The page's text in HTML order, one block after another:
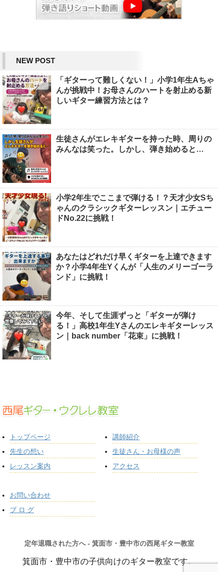
NEW POST
「ギターって難しくない！」小学1年生Aちゃ
んが挑戦中！お母さんのハートを射止める新
しいギター練習方法とは？
生徒さんがエレキギターを持った時、周りの
みんなは笑った。しかし、弾き始めると…
小学2年生でここまで弾ける！？天才少女Sち
ゃんのクラシックギターレッスン｜エチュー
ドNo.22に挑戦！
あなたはどれだけ早くギターを上達できます
か？小学4年生Yくんが「人生のメリーゴーラ
ンド」に挑戦！
今年、そして生涯ずっと「ギターが弾け
る！」高校1年生Yさんのエレキギターレッス
ン｜back number「花束」に挑戦！
トップページ
先生の想い
レッスン案内
講師紹介
生徒さん・お母様の声
アクセス
お問い合わせ
ブ ロ グ
定年退職された方へ - 箕面市・豊中市の西尾ギター教室
箕面市・豊中市の子供向けのギター教室です。